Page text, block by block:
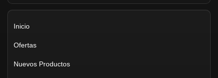
Inicio
Ofertas
Nuevos Productos